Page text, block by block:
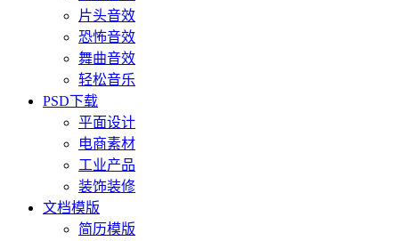
片头音效
恐怖音效
舞曲音效
轻松音乐
PSD下载
平面设计
电商素材
工业产品
装饰装修
文档模版
简历模版